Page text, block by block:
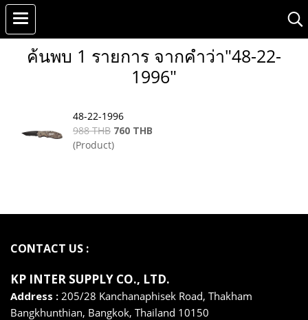
ค้นพบ 1 รายการ จากคำว่า"48-22-
1996"
48-22-1996
988 THB 760 THB
(Product)
CONTACT US :
KP INTER SUPPLY CO., LTD.
Address : 205/28 Kanchanaphisek Road, Thakham
Bangkhunthian, Bangkok, Thailand 10150